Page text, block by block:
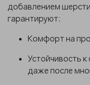
добавлением шерсти
гарантируют:
Комфорт на
Устойчивость
даже после